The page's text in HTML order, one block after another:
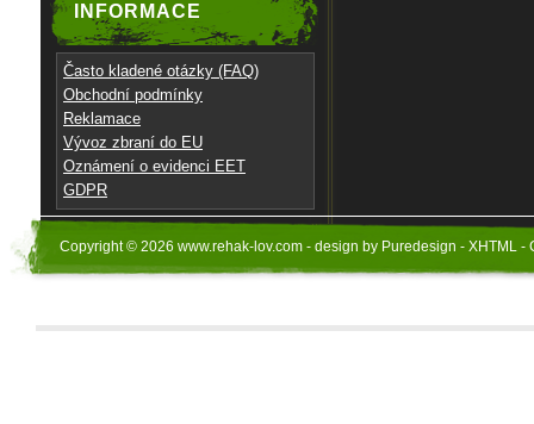
INFORMACE
Často kladené otázky (FAQ)
Obchodní podmínky
Reklamace
Vývoz zbraní do EU
Oznámení o evidenci EET
GDPR
Copyright © 2026 www.rehak-lov.com - design by Puredesign - XHTML -